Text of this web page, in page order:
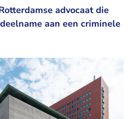
advocaat die
aan een criminele